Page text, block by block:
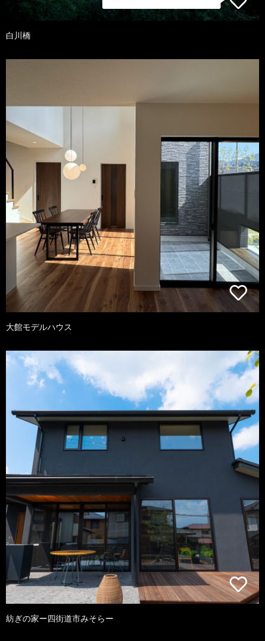
白川橋
大館モデルハウス
紡ぎの家ー四街道市みそらー